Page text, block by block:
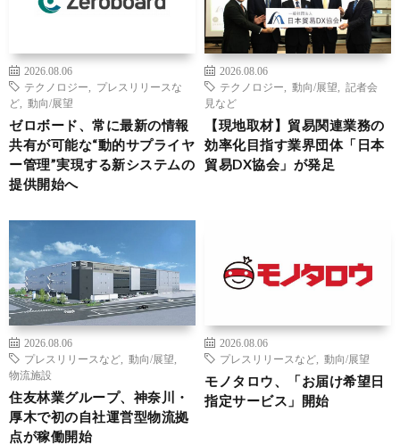
2026.08.06
テクノロジー
プレスリリースな
ど
動向/展望
ゼロボード、常に最新の情報
共有が可能な“動的サプライヤ
ー管理”実現する新システムの
提供開始へ
2026.08.06
テクノロジー
動向/展望
記者会
見など
【現地取材】貿易関連業務の
効率化目指す業界団体「日本
貿易DX協会」が発足
2026.08.06
プレスリリースなど
動向/展望
物流施設
住友林業グループ、神奈川・
厚木で初の自社運営型物流拠
点が稼働開始
2026.08.06
プレスリリースなど
動向/展望
モノタロウ、「お届け希望日
指定サービス」開始